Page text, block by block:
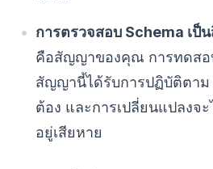
การตรวจสอบ Schema เป็
คือสัญญาของคุณ การทดสอ
สัญญานี้ได้รับการปฏิบัติตาม
ต้อง และการเปลี่ยนแปลงจ
อยู่เสียหาย